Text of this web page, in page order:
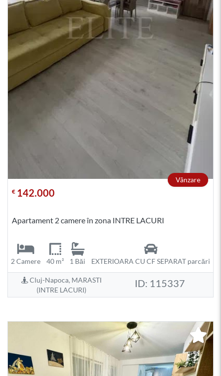
Vânzare
€ 142.000
Apartament 2 camere în zona INTRE LACURI
2 Camere 40 m² 1 Băi EXTERIOARA CU CF SEPARAT parcări
Cluj-Napoca, MARASTI
(INTRE LACURI)
ID: 115337